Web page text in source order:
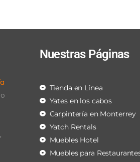
Nuestras Páginas
Tienda en Línea
Yates en los cabos
Carpintería en Monterrey
Yatch Rentals
Muebles Hotel
Muebles para